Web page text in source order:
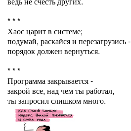
* * *
Хаос царит в системе;
подумай, раскайся и перезагрузись -
порядок должен вернуться.
* * *
Программа закрывается -
закрой все, над чем ты работал,
ты запросил слишком много.